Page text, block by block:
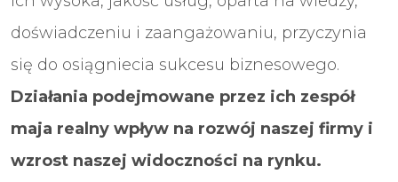
doświadczeniu i zaangażowaniu, przyczynia
się do osiągniecia sukcesu biznesowego.
Działania podejmowane przez ich zespół
maja realny wpływ na rozwój naszej firmy i
wzrost naszej widoczności na rynku.